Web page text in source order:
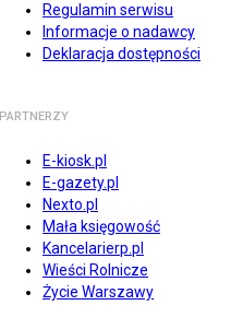
Regulamin serwisu
Informacje o nadawcy
Deklaracja dostępności
PARTNERZY
E-kiosk.pl
E-gazety.pl
Nexto.pl
Mała księgowość
Kancelarierp.pl
Wieści Rolnicze
Życie Warszawy